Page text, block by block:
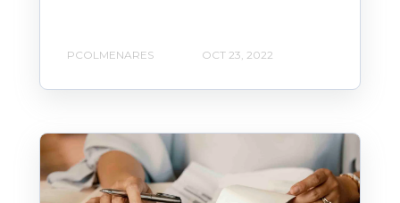
PCOLMENARES OCT 23, 2022